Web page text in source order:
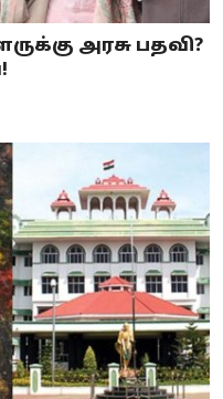
அரசு பதவி?